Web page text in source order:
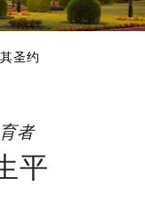
圣约
者
平